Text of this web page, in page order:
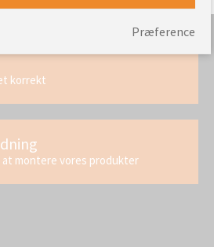
korrekt
montere vores produkter
Præference